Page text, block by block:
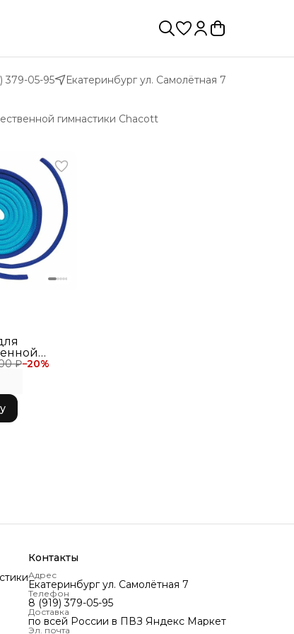
379-05-95 Екатеринбург ул. Самолётная 7
гимнастики Chacott
₽−20%
Chacott
Контакты
Адрес
Екатеринбург ул. Самолётная 7
Телефон
8 (919) 379-05-95
Доставка
по всей России в ПВЗ Яндекс Маркет
Эл. почта